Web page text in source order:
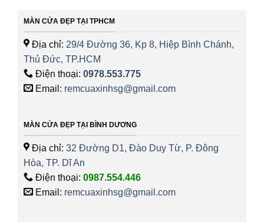
MÀN CỬA ĐẸP TẠI TPHCM
Địa chỉ: 29/4 Đường 36, Kp 8, Hiệp Bình Chánh,
Thủ Đức, TP.HCM
Điện thoại: 0978.553.775
Email: remcuaxinhsg@gmail.com
MÀN CỬA ĐẸP TẠI BÌNH DƯƠNG
Địa chỉ: 32 Đường D1, Đào Duy Từ, P. Đông
Hòa, TP. Dĩ An
Điện thoại: 0987.554.446
Email: remcuaxinhsg@gmail.com